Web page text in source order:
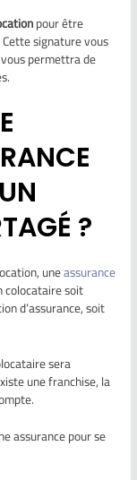
pour être
signature vous
permettra de
?
uneassurance
colocataire soit
d’assurance, soit
sera
une franchise, la
assurance pour se